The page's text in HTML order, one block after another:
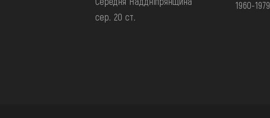
сер. 20 ст.
1960-1979